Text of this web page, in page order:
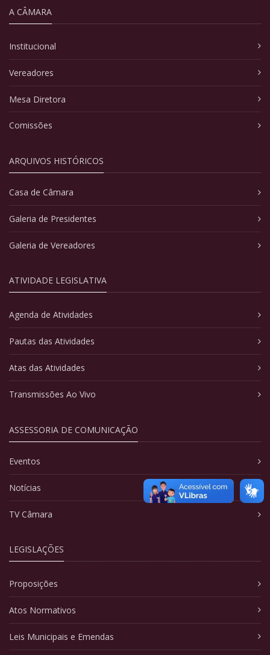
A CÂMARA
Institucional
Vereadores
Mesa Diretora
Comissões
ARQUIVOS HISTÓRICOS
Casa de Câmara
Galeria de Presidentes
Galeria de Vereadores
ATIVIDADE LEGISLATIVA
Agenda de Atividades
Pautas das Atividades
Atas das Atividades
Transmissões Ao Vivo
ASSESSORIA DE COMUNICAÇÃO
Eventos
Notícias
TV Câmara
LEGISLAÇÕES
Proposições
Atos Normativos
Leis Municipais e Emendas